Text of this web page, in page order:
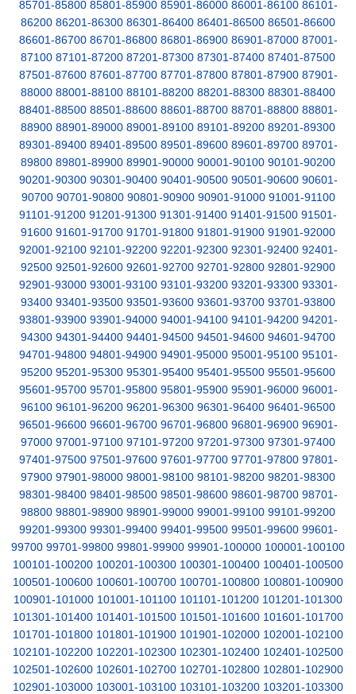
85701-85800 85801-85900 85901-86000 86001-86100 86101-
86200 86201-86300 86301-86400 86401-86500 86501-86600
86601-86700 86701-86800 86801-86900 86901-87000 87001-
87100 87101-87200 87201-87300 87301-87400 87401-87500
87501-87600 87601-87700 87701-87800 87801-87900 87901-
88000 88001-88100 88101-88200 88201-88300 88301-88400
88401-88500 88501-88600 88601-88700 88701-88800 88801-
88900 88901-89000 89001-89100 89101-89200 89201-89300
89301-89400 89401-89500 89501-89600 89601-89700 89701-
89800 89801-89900 89901-90000 90001-90100 90101-90200
90201-90300 90301-90400 90401-90500 90501-90600 90601-
90700 90701-90800 90801-90900 90901-91000 91001-91100
91101-91200 91201-91300 91301-91400 91401-91500 91501-
91600 91601-91700 91701-91800 91801-91900 91901-92000
92001-92100 92101-92200 92201-92300 92301-92400 92401-
92500 92501-92600 92601-92700 92701-92800 92801-92900
92901-93000 93001-93100 93101-93200 93201-93300 93301-
93400 93401-93500 93501-93600 93601-93700 93701-93800
93801-93900 93901-94000 94001-94100 94101-94200 94201-
94300 94301-94400 94401-94500 94501-94600 94601-94700
94701-94800 94801-94900 94901-95000 95001-95100 95101-
95200 95201-95300 95301-95400 95401-95500 95501-95600
95601-95700 95701-95800 95801-95900 95901-96000 96001-
96100 96101-96200 96201-96300 96301-96400 96401-96500
96501-96600 96601-96700 96701-96800 96801-96900 96901-
97000 97001-97100 97101-97200 97201-97300 97301-97400
97401-97500 97501-97600 97601-97700 97701-97800 97801-
97900 97901-98000 98001-98100 98101-98200 98201-98300
98301-98400 98401-98500 98501-98600 98601-98700 98701-
98800 98801-98900 98901-99000 99001-99100 99101-99200
99201-99300 99301-99400 99401-99500 99501-99600 99601-
99700 99701-99800 99801-99900 99901-100000 100001-100100
100101-100200 100201-100300 100301-100400 100401-100500
100501-100600 100601-100700 100701-100800 100801-100900
100901-101000 101001-101100 101101-101200 101201-101300
101301-101400 101401-101500 101501-101600 101601-101700
101701-101800 101801-101900 101901-102000 102001-102100
102101-102200 102201-102300 102301-102400 102401-102500
102501-102600 102601-102700 102701-102800 102801-102900
102901-103000 103001-103100 103101-103200 103201-103300